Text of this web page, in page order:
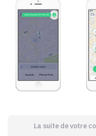
La suite de votre